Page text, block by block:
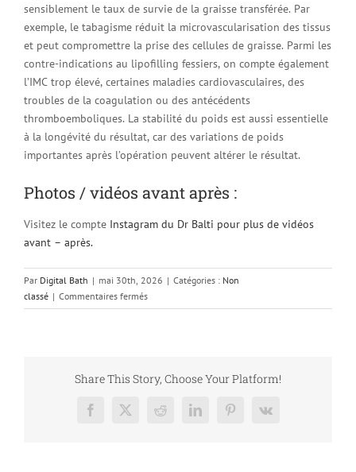
sensiblement le taux de survie de la graisse transférée. Par
exemple, le tabagisme réduit la microvascularisation des tissus
et peut compromettre la prise des cellules de graisse. Parmi les
contre-indications au lipofilling fessiers, on compte également
l’IMC trop élevé, certaines maladies cardiovasculaires, des
troubles de la coagulation ou des antécédents
thromboemboliques. La stabilité du poids est aussi essentielle
à la longévité du résultat, car des variations de poids
importantes après l’opération peuvent altérer le résultat.
Photos / vidéos avant après :
Visitez le compte Instagram du Dr Balti pour plus de vidéos
avant – après.
Par Digital Bath | mai 30th, 2026 | Catégories : Non
classé | Commentaires ferméssur
Dans
peut-
pas
Share This Story, Choose Your Platform!
Facebook
X RedditLinkedInPinterest
Vk